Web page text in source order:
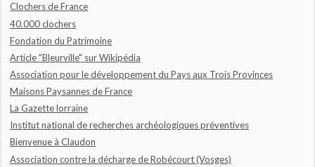
Clochers de France
40.000 clochers
Fondation du Patrimoine
Article "Bleurville" sur Wikipédia
Association pour le développement du Pays aux Trois Provinces
Maisons Paysannes de France
La Gazette lorraine
Institut national de recherches archéologiques préventives
Bienvenue à Claudon
Association contre la décharge de Robécourt (Vosges)